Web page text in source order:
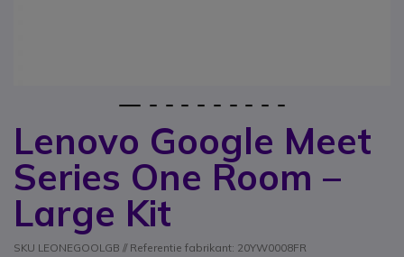
Lenovo Google Meet
Series One Room –
Large Kit
SKU LEONEGOOLGB // Referentie fabrikant: 20YW0008FR
Ga naar het begin van de afbeeldingen-gallerij